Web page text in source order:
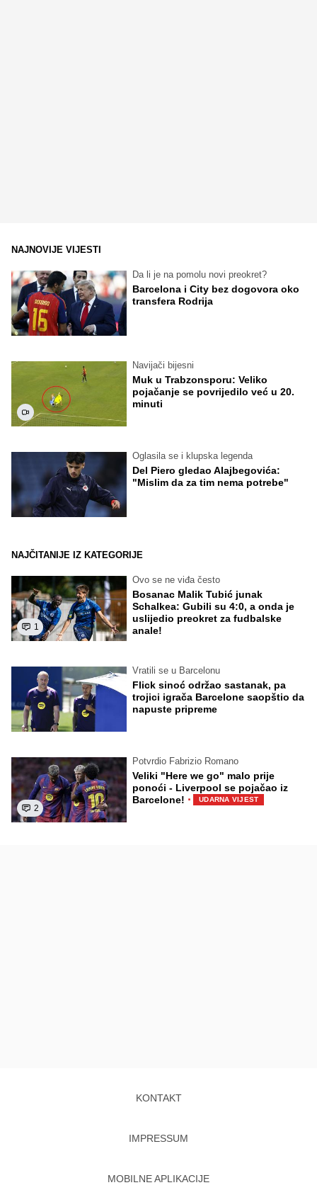
NAJNOVIJE VIJESTI
Da li je na pomolu novi preokret?
Barcelona i City bez dogovora oko
transfera Rodrija
Navijači bijesni
Muk u Trabzonsporu: Veliko
pojačanje se povrijedilo već u 20.
minuti
Oglasila se i klupska legenda
Del Piero gledao Alajbegovića:
"Mislim da za tim nema potrebe"
NAJČITANIJE IZ KATEGORIJE
1
Ovo se ne viđa često
Bosanac Malik Tubić junak
Schalkea: Gubili su 4:0, a onda je
uslijedio preokret za fudbalske
anale!
Vratili se u Barcelonu
Flick sinoć održao sastanak, pa
trojici igrača Barcelone saopštio da
napuste pripreme
2
Potvrdio Fabrizio Romano
Veliki "Here we go" malo prije
ponoći - Liverpool se pojačao iz
Barcelone! · UDARNA VIJEST
KONTAKT
IMPRESSUM
MOBILNE APLIKACIJE